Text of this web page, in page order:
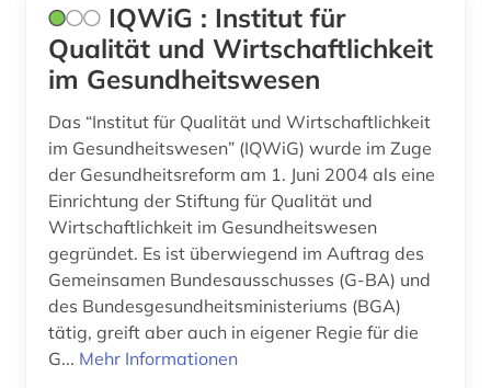
publikationsserver (1)
pädagogik (2)
qualitätssicherung (1)
quelle (1)
raumfahrtmedizin (1)
recherche (3)
recht (1)
IQWiG : Institut für
Qualität und Wirtschaftlichkeit
im Gesundheitswesen
Das “Institut für Qualität und Wirtschaftlichkeit
im Gesundheitswesen” (IQWiG) wurde im Zuge
der Gesundheitsreform am 1. Juni 2004 als eine
Einrichtung der Stiftung für Qualität und
Wirtschaftlichkeit im Gesundheitswesen
gegründet. Es ist überwiegend im Auftrag des
Gemeinsamen Bundesausschusses (G-BA) und
des Bundesgesundheitsministeriums (BGA)
tätig, greift aber auch in eigener Regie für die
G... Mehr Informationen